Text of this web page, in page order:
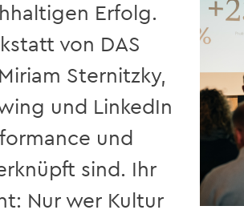
Erfolg.
von DAS
Sternitzky,
und LinkedIn
und
sind. Ihr
Nur wer Kultur